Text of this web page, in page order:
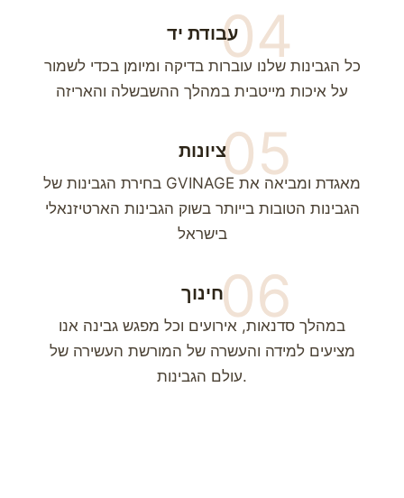
עבודת יד
כל הגבינות שלנו עוברות בדיקה ומיומן בכדי לשמור
על איכות מייטבית במהלך ההשבשלה והאריזה
04
ציונות
בחירת הגבינות של GVINAGE מאגדת ומביאה את
הגבינות הטובות בייותר בשוק הגבינות הארטיזנאלי
בישראל
05
חינוך
במהלך סדנאות, אירועים וכל מפגש גבינה אנו
מציעים למידה והעשרה של המורשת העשירה של
עולם הגבינות.
06